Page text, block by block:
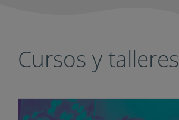
Cursos y talleres